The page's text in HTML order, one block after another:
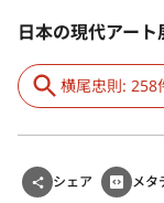
（青土社、2015年
「GENKYO 横尾忠
2023年、東京国立博
（安來 正博）（掲
日本の現代アー
横尾忠則: 258
シェア メタ